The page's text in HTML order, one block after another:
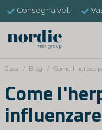
Consegna veloce
Casa Blog Come l'herpes
Come